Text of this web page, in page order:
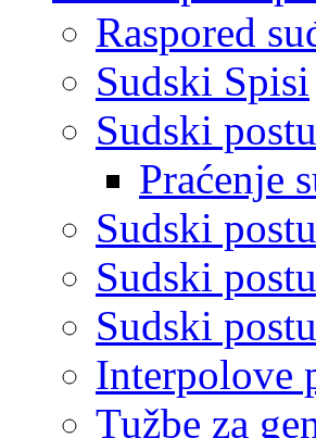
Raspored
Sudski Spisi
Sudski
Praćenje
Sudski
Sudski
Sudski
Interpolove
Tužbe za